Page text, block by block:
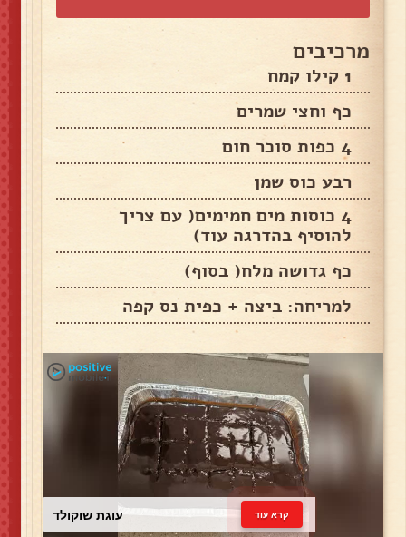
מרכיבים
1 קילו קמח
כף וחצי שמרים
4 כפות סוכר חום
רבע כוס שמן
4 כוסות מים חמימים( עם צריך
להוסיף בהדרגה עוד)
כף גדושה מלח( בסוף)
למריחה: ביצה + כפית נס קפה
עוגת שוקולד קרא עוד